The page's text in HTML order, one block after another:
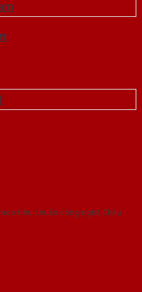
tiêu chuẩn công nghệ Châu